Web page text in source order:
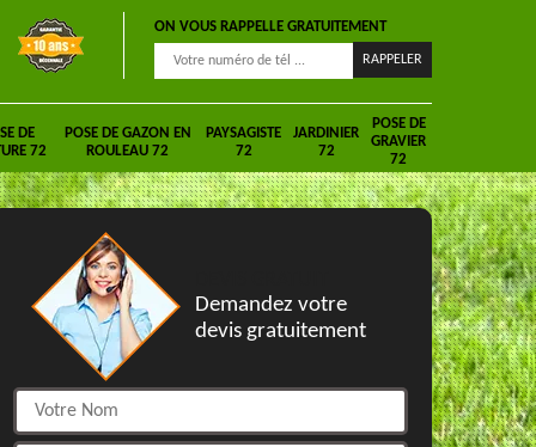
ON VOUS RAPPELLE GRATUITEMENT
DE
72
POSE DE GAZON EN
ROULEAU 72
PAYSAGISTE
72
JARDINIER
72
POSE DE
GRAVIER
72
Demandez votre
devis gratuitement